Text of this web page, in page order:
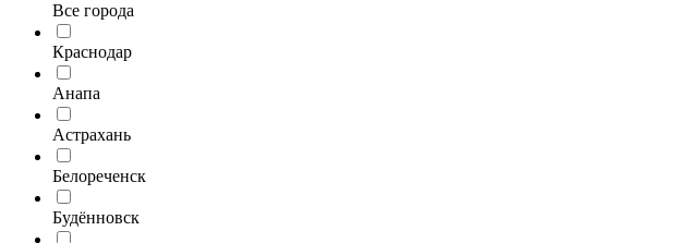
Все города
Краснодар
Анапа
Астрахань
Белореченск
Будённовск